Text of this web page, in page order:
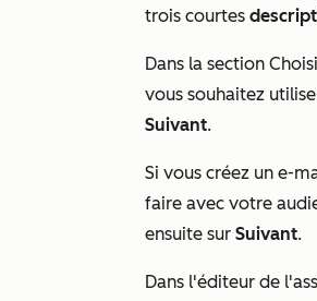
trois courtes
Dans la section
vous souhaitez
Suivant.
Si vous créez un e-
faire avec votre
ensuite sur Suivant.
Dans l'éditeur de